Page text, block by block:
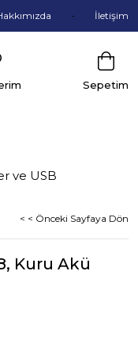
İletişim
Sepetim
ve USB
< < Önceki Sayfaya Dön
Kuru Akü